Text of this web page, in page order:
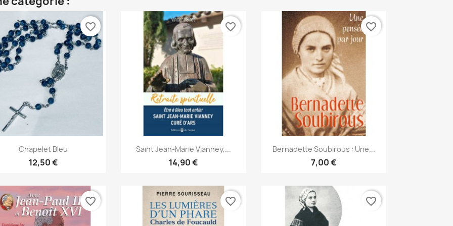
Aperçu rapide
Chapelet Bleu
12,50 €
favorite_border
Aperçu rapide
Saint Jean-Marie Vianney,...
14,90 €
favorite_border
Aperçu rapide
Bernadette Soubirous : Une...
7,00 €
favorite_border
favorite_border favorite_border favorite_border